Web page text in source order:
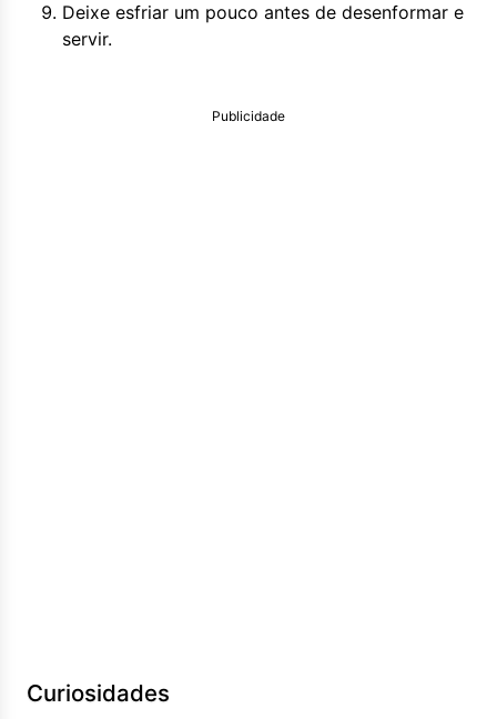
Deixe esfriar um pouco antes de desenformar e
servir.
Publicidade
Curiosidades